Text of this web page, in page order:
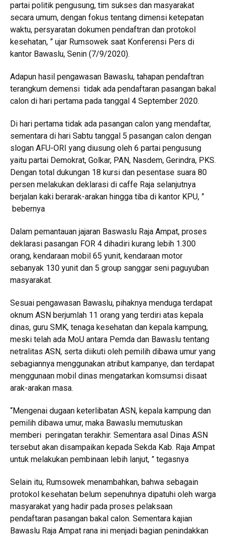
partai politik pengusung, tim sukses dan masyarakat
secara umum, dengan fokus tentang dimensi ketepatan
waktu, persyaratan dokumen pendaftran dan protokol
kesehatan, ” ujar Rumsowek saat Konferensi Pers di
kantor Bawaslu, Senin (7/9/2020).
Adapun hasil pengawasan Bawaslu, tahapan pendaftran
terangkum demensi tidak ada pendaftaran pasangan bakal
calon di hari pertama pada tanggal 4 September 2020.
Di hari pertama tidak ada pasangan calon yang mendaftar,
sementara di hari Sabtu tanggal 5 pasangan calon dengan
slogan AFU-ORI yang diusung oleh 6 partai pengusung
yaitu partai Demokrat, Golkar, PAN, Nasdem, Gerindra, PKS.
Dengan total dukungan 18 kursi dan pesentase suara 80
persen melakukan deklarasi di caffe Raja selanjutnya
berjalan kaki berarak-arakan hingga tiba di kantor KPU, ”
bebernya
Dalam pemantauan jajaran Baswaslu Raja Ampat, proses
deklarasi pasangan FOR 4 dihadiri kurang lebih 1.300
orang, kendaraan mobil 65 yunit, kendaraan motor
sebanyak 130 yunit dan 5 group sanggar seni paguyuban
masyarakat.
Sesuai pengawasan Bawaslu, pihaknya menduga terdapat
oknum ASN berjumlah 11 orang yang terdiri atas kepala
dinas, guru SMK, tenaga kesehatan dan kepala kampung,
meski telah ada MoU antara Pemda dan Bawaslu tentang
netralitas ASN, serta diikuti oleh pemilih dibawa umur yang
sebagiannya menggunakan atribut kampanye, dan terdapat
menggunaan mobil dinas mengatarkan komsumsi disaat
arak-arakan masa.
“Mengenai dugaan keterlibatan ASN, kepala kampung dan
pemilih dibawa umur, maka Bawaslu memutuskan
memberi peringatan terakhir. Sementara asal Dinas ASN
tersebut akan disampaikan kepada Sekda Kab. Raja Ampat
untuk melakukan pembinaan lebih lanjut, ” tegasnya
Selain itu, Rumsowek menambahkan, bahwa sebagain
protokol kesehatan belum sepenuhnya dipatuhi oleh warga
masyarakat yang hadir pada proses pelaksaan
pendaftaran pasangan bakal calon. Sementara kajian
Bawaslu Raja Ampat rana ini menjadi bagian penindakkan